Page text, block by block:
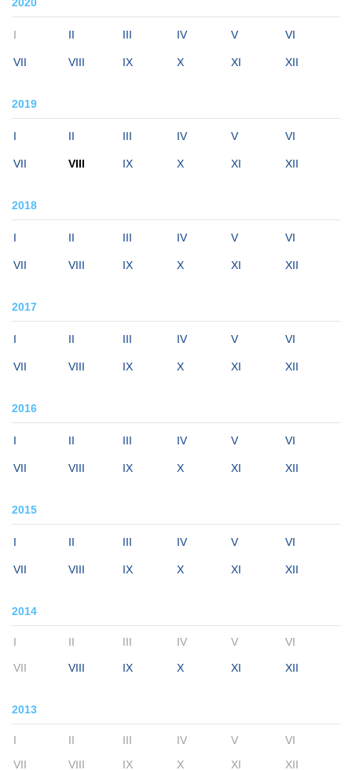
I II III IV V VI
VII VIII IX X XI XII
2019
I II III IV V VI
VII VIII IX X XI XII
2018
I II III IV V VI
VII VIII IX X XI XII
2017
I II III IV V VI
VII VIII IX X XI XII
2016
I II III IV V VI
VII VIII IX X XI XII
2015
I II III IV V VI
VII VIII IX X XI XII
2014
I II III IV V VI
VII VIII IX X XI XII
2013
I II III IV V
VI
VII
VIII IX X XI XII